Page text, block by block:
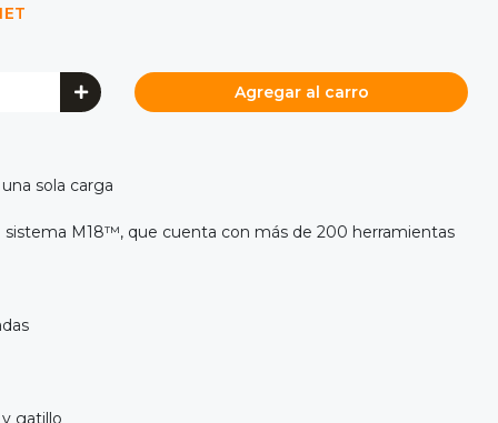
Agregar al carro
sola carga
M18™, que cuenta con más de 200 herramientas
gatillo